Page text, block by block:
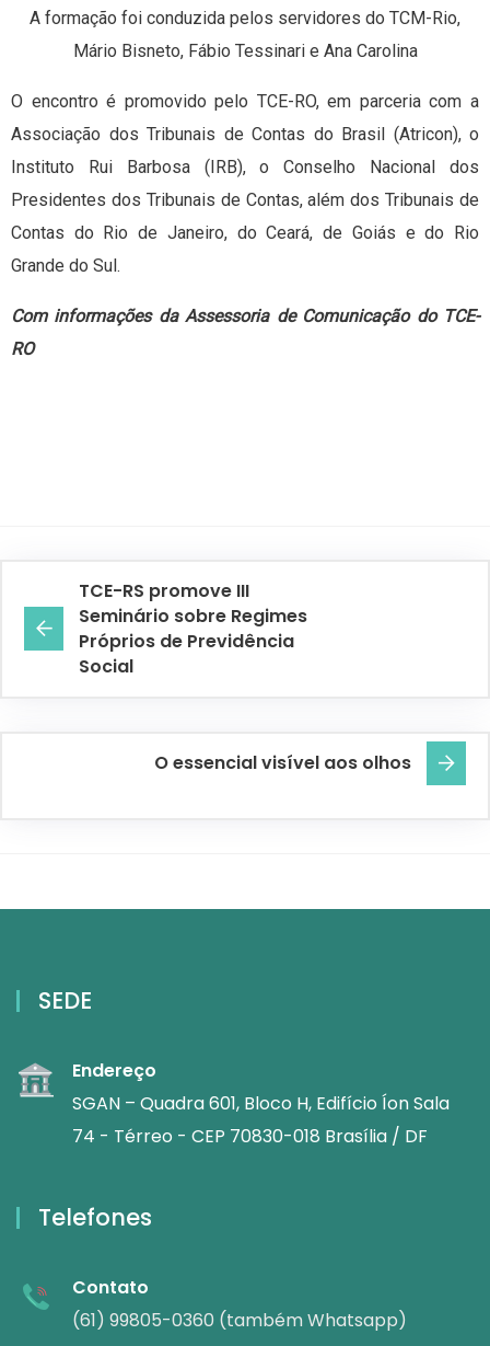
A formação foi conduzida pelos servidores do TCM-Rio,
Mário Bisneto, Fábio Tessinari e Ana Carolina
O encontro é promovido pelo TCE-RO, em parceria com a
Associação dos Tribunais de Contas do Brasil (Atricon), o
Instituto Rui Barbosa (IRB), o Conselho Nacional dos
Presidentes dos Tribunais de Contas, além dos Tribunais de
Contas do Rio de Janeiro, do Ceará, de Goiás e do Rio
Grande do Sul.
Com informações da Assessoria de Comunicação do TCE-
RO
TCE-RS promove III
Seminário sobre Regimes
Próprios de Previdência
Social
O essencial visível aos olhos
SEDE
Endereço
SGAN – Quadra 601, Bloco H, Edifício Íon Sala
74 - Térreo - CEP 70830-018 Brasília / DF
Telefones
Contato
(61) 99805-0360 (também Whatsapp)